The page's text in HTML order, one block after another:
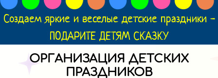
Создаем яркие и веселые детские праздники -
ПОДАРИТЕ ДЕТЯМ СКАЗКУ
ОРГАНИЗАЦИЯ ДЕТСКИХ
ПРАЗДНИКОВ